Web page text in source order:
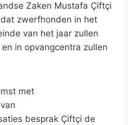
Zaken Mustafa Çiftçi
zwerfhonden in het
van het jaar zullen
in opvangcentra zullen
met
besprak Çiftçi de